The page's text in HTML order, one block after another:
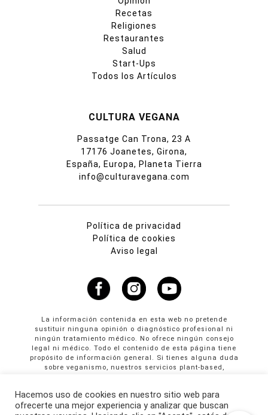
Recetas
Religiones
Restaurantes
Salud
Start-Ups
Todos los Artículos
CULTURA VEGANA
Passatge Can Trona, 23 A
17176 Joanetes, Girona,
España, Europa, Planeta Tierra
info@culturavegana.com
Política de privacidad
Política de cookies
Aviso legal
La información contenida en esta web no pretende
sustituir ninguna opinión o diagnóstico profesional ni
ningún tratamiento médico. No ofrece ningún consejo
legal ni médico. Todo el contenido de esta página tiene
propósito de información general. Si tienes alguna duda
sobre veganismo, nuestros servicios plant-based,
© Copyright 2026 · culturavegana.com · Online since
Hacemos uso de cookies en nuestro sitio web para
ofrecerte una mejor experiencia y analizar que buscan